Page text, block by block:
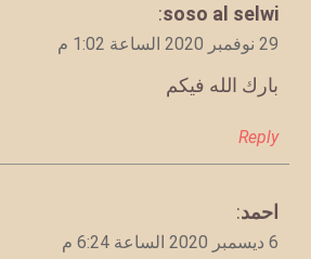
يقول
soso al selwi
:
29 نوفمبر 2020 الساعة 1:02 م
بارك الله فيكم
Reply
يقول
احمد:
6 ديسمبر 2020 الساعة 6:24 م